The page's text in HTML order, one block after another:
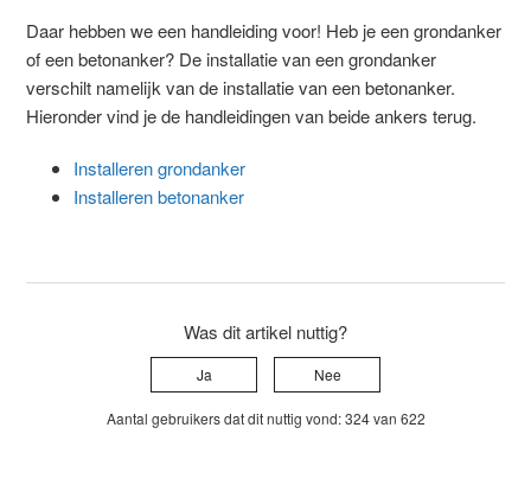
Daar hebben we een handleiding voor! Heb je een grondanker
of een betonanker? De installatie van een grondanker
verschilt namelijk van de installatie van een betonanker.
Hieronder vind je de handleidingen van beide ankers terug.
Installeren grondanker
Installeren betonanker
Was dit artikel nuttig?
Ja Nee
Aantal gebruikers dat dit nuttig vond: 324 van 622